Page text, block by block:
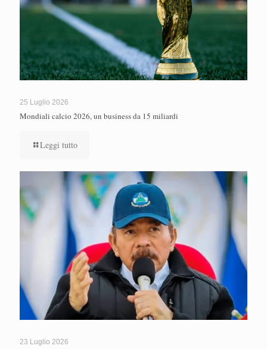
25 Luglio 2026
Mondiali calcio 2026, un business da 15 miliardi
Leggi tutto
23 Luglio 2026